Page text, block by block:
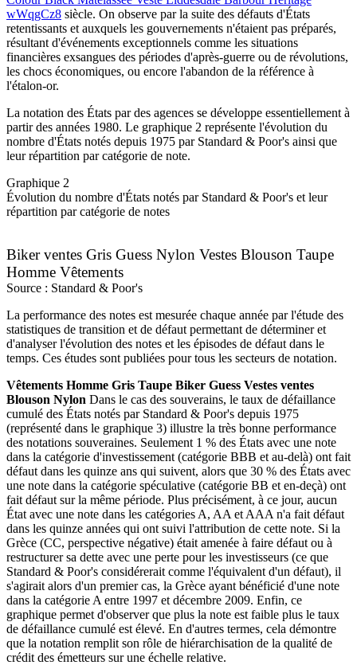
wWqgCz8 siècle. On observe par la suite des défauts d'États
retentissants et auxquels les gouvernements n'étaient pas préparés,
résultant d'événements exceptionnels comme les situations
financières exsangues des périodes d'après-guerre ou de révolutions,
les chocs économiques, ou encore l'abandon de la référence à
l'étalon-or.
La notation des États par des agences se développe essentiellement à
partir des années 1980. Le graphique 2 représente l'évolution du
nombre d'États notés depuis 1975 par Standard & Poor's ainsi que
leur répartition par catégorie de note.
Graphique 2
Évolution du nombre d'États notés par Standard & Poor's et leur
répartition par catégorie de notes
Biker ventes Gris Guess Nylon Vestes Blouson Taupe
Homme Vêtements
Source : Standard & Poor's
La performance des notes est mesurée chaque année par l'étude des
statistiques de transition et de défaut permettant de déterminer et
d'analyser l'évolution des notes et les épisodes de défaut dans le
temps. Ces études sont publiées pour tous les secteurs de notation.
Vêtements Homme Gris Taupe Biker Guess Vestes ventes
Blouson Nylon Dans le cas des souverains, le taux de défaillance
cumulé des États notés par Standard & Poor's depuis 1975
(représenté dans le graphique 3) illustre la très bonne performance
des notations souveraines. Seulement 1 % des États avec une note
dans la catégorie d'investissement (catégorie BBB et au-delà) ont fait
défaut dans les quinze ans qui suivent, alors que 30 % des États avec
une note dans la catégorie spéculative (catégorie BB et en-deçà) ont
fait défaut sur la même période. Plus précisément, à ce jour, aucun
État avec une note dans les catégories A, AA et AAA n'a fait défaut
dans les quinze années qui ont suivi l'attribution de cette note. Si la
Grèce (CC, perspective négative) était amenée à faire défaut ou à
restructurer sa dette avec une perte pour les investisseurs (ce que
Standard & Poor's considérerait comme l'équivalent d'un défaut), il
s'agirait alors d'un premier cas, la Grèce ayant bénéficié d'une note
dans la catégorie A entre 1997 et décembre 2009. Enfin, ce
graphique permet d'observer que plus la note est faible plus le taux
de défaillance cumulé est élevé. En d'autres termes, cela démontre
que la notation remplit son rôle de hiérarchisation de la qualité de
crédit des émetteurs sur une échelle relative.